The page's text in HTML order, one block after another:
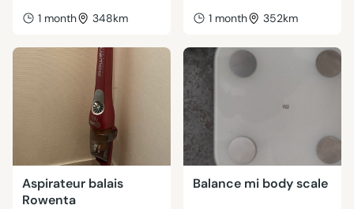
1 month 348km 1 month 352km
Aspirateur balais
Rowenta
Balance mi body scale